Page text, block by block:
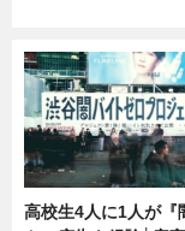
高校生4人に1人が『